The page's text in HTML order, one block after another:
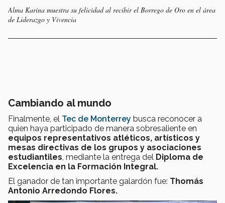
Alma Karina muestra su felicidad al recibir el Borrego de Oro en el área
de Liderazgo y Vivencia
Cambiando al mundo
Finalmente, el Tec de Monterrey busca reconocer a
quien haya participado de manera sobresaliente en
equipos representativos atléticos, artísticos y
mesas directivas de los grupos y asociaciones
estudiantiles, mediante la entrega del Diploma de
Excelencia en la Formación Integral.
El ganador de tan importante galardón fue: Thomás
Antonio Arredondo Flores.